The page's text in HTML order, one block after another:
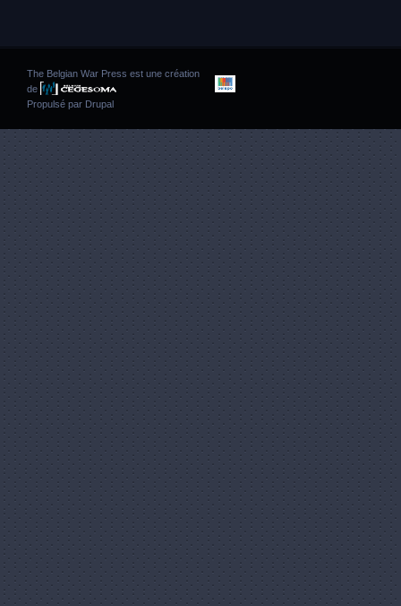
The Belgian War Press est une création
de
Propulsé par Drupal